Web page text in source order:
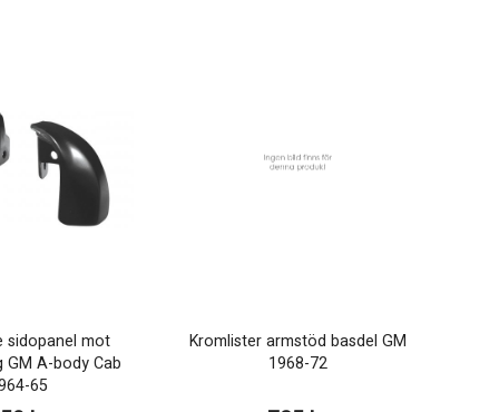
sidopanel mot
A-body Cab
65
Kromlister armstöd basdel GM
1968-72